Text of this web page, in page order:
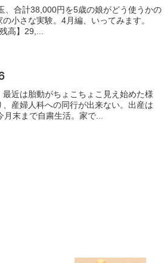
、合計38,000円を5歳の娘がどう使うかの
小さな実験。4月編、いってみます。
高】29,...
近は胎動がちょこちょこ見え始めた様
産婦人科への同行が出来ない。出産は
末まで自粛生活。家で...